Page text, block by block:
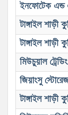
ইনফোটেক এন্ড
টাঙ্গাইল শাড়ী
টাঙ্গাইল শাড়ী
মিউচুয়াল
জিয়াংসু
টাঙ্গাইল শাড়ী